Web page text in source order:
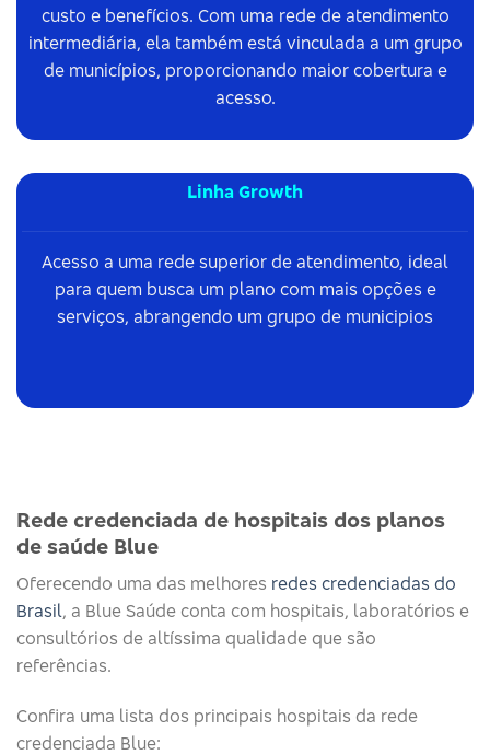
custo e benefícios. Com uma rede de atendimento
intermediária, ela também está vinculada a um grupo
de municípios, proporcionando maior cobertura e
acesso.
Linha Growth
Acesso a uma rede superior de atendimento, ideal
para quem busca um plano com mais opções e
serviços, abrangendo um grupo de municipios
Rede credenciada de hospitais dos planos
de saúde Blue
Oferecendo uma das melhores redes credenciadas do
Brasil, a Blue Saúde conta com hospitais, laboratórios e
consultórios de altíssima qualidade que são
referências.
Confira uma lista dos principais hospitais da rede
credenciada Blue: